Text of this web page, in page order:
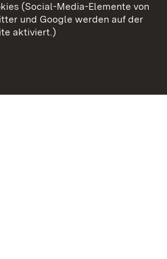
Cookies
(Social-Media-Elemente von
und Google werden auf der
aktiviert.)